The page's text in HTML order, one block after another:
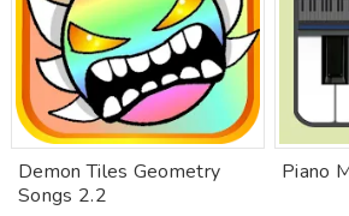
Demon Tiles Geometry
Songs 2.2
Piano